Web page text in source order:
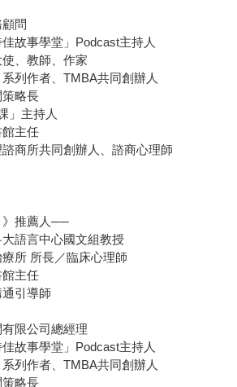
問
故事學堂」Podcast主持人
、教師、作家
列作者、TMBA共同創辦人
略長
」主持人
主任
商所共同創辦人、諮商心理師
》推薦人──
語言中心國文組教授
所 所長／臨床心理師
主任
引導師
限公司總經理
故事學堂」Podcast主持人
列作者、TMBA共同創辦人
略長